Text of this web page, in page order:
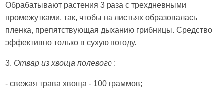
Обрабатывают растения 3 раза с трехдневными
промежутками, так, чтобы на листьях образовалась
пленка, препятствующая дыханию грибницы. Средство
эффективно только в сухую погоду.
3. Отвар из хвоща полевого :
- свежая трава хвоща - 100 граммов;